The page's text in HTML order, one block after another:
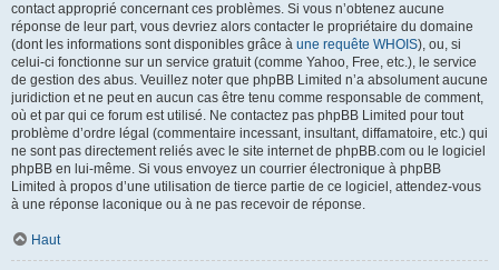
contact approprié concernant ces problèmes. Si vous n’obtenez aucune
réponse de leur part, vous devriez alors contacter le propriétaire du domaine
(dont les informations sont disponibles grâce à une requête WHOIS), ou, si
celui-ci fonctionne sur un service gratuit (comme Yahoo, Free, etc.), le service
de gestion des abus. Veuillez noter que phpBB Limited n’a absolument aucune
juridiction et ne peut en aucun cas être tenu comme responsable de comment,
où et par qui ce forum est utilisé. Ne contactez pas phpBB Limited pour tout
problème d’ordre légal (commentaire incessant, insultant, diffamatoire, etc.) qui
ne sont pas directement reliés avec le site internet de phpBB.com ou le logiciel
phpBB en lui-même. Si vous envoyez un courrier électronique à phpBB
Limited à propos d’une utilisation de tierce partie de ce logiciel, attendez-vous
à une réponse laconique ou à ne pas recevoir de réponse.
Haut